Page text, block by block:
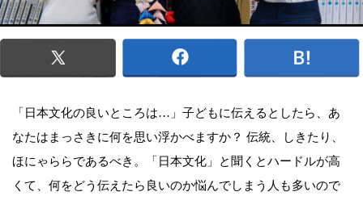
「日本文化の良いところは…」子どもに伝えるとしたら、あ
なたはまっさきに何を思い浮かべますか？ 伝統、しきたり、
ほにゃららであるべき。「日本文化」と聞くとハードルが高
くて、何をどう伝えたら良いのか悩んでしまう人も多いので